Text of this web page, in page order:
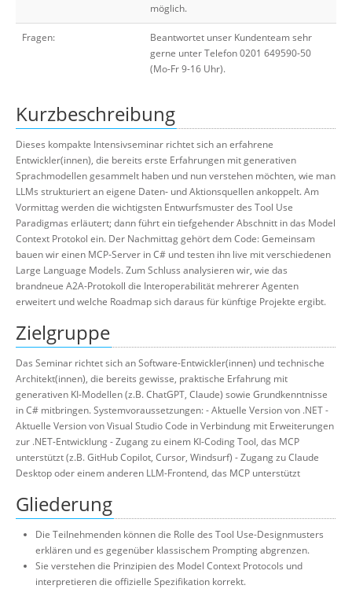
möglich.
Fragen:
Beantwortet unser Kundenteam sehr
gerne unter Telefon 0201 649590-50
(Mo-Fr 9-16 Uhr).
Kurzbeschreibung
Dieses kompakte Intensivseminar richtet sich an erfahrene
Entwickler(innen), die bereits erste Erfahrungen mit generativen
Sprachmodellen gesammelt haben und nun verstehen möchten, wie man
LLMs strukturiert an eigene Daten‐ und Aktionsquellen ankoppelt. Am
Vormittag werden die wichtigsten Entwurfsmuster des Tool Use
Paradigmas erläutert; dann führt ein tiefgehender Abschnitt in das Model
Context Protokol ein. Der Nachmittag gehört dem Code: Gemeinsam
bauen wir einen MCP-Server in C# und testen ihn live mit verschiedenen
Large Language Models. Zum Schluss analysieren wir, wie das
brandneue A2A-Protokoll die Interoperabilität mehrerer Agenten
erweitert und welche Roadmap sich daraus für künftige Projekte ergibt.
Zielgruppe
Das Seminar richtet sich an Software-Entwickler(innen) und technische
Architekt(innen), die bereits gewisse, praktische Erfahrung mit
generativen KI-Modellen (z.B. ChatGPT, Claude) sowie Grundkenntnisse
in C# mitbringen. Systemvoraussetzungen: - Aktuelle Version von .NET -
Aktuelle Version von Visual Studio Code in Verbindung mit Erweiterungen
zur .NET-Entwicklung - Zugang zu einem KI-Coding Tool, das MCP
unterstützt (z.B. GitHub Copilot, Cursor, Windsurf) - Zugang zu Claude
Desktop oder einem anderen LLM-Frontend, das MCP unterstützt
Gliederung
Die Teilnehmenden können die Rolle des Tool Use-Designmusters
erklären und es gegenüber klassischem Prompting abgrenzen.
Sie verstehen die Prinzipien des Model Context Protocols und
interpretieren die offizielle Spezifikation korrekt.